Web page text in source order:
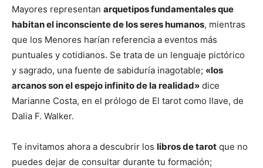
Mayores representan arquetipos fundamentales que
habitan el inconsciente de los seres humanos, mientras
que los Menores harían referencia a eventos más
puntuales y cotidianos. Se trata de un lenguaje pictórico
y sagrado, una fuente de sabiduría inagotable; «los
arcanos son el espejo infinito de la realidad» dice
Marianne Costa, en el prólogo de El tarot como llave, de
Dalia F. Walker.
Te invitamos ahora a descubrir los libros de tarot que no
puedes dejar de consultar durante tu formación;